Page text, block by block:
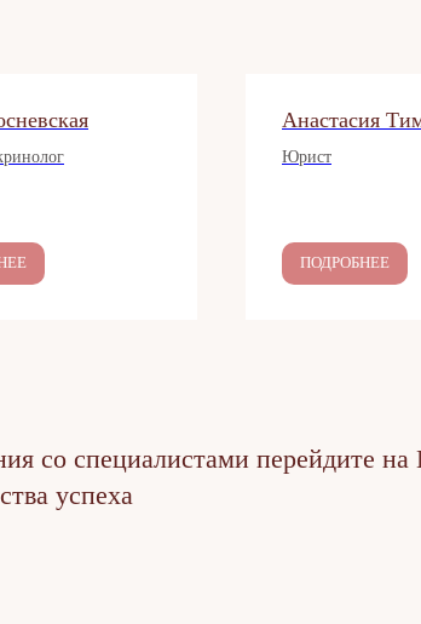
Анастасия
Юрист
ПОДРОБНЕЕ
со специалистами перейдите на
успеха